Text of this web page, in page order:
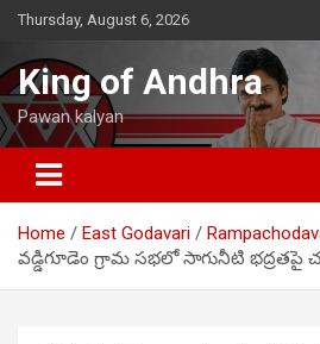
Skip
content
Thursday, August 6, 2026
King of Andhra
Pawan kalyan
Home East Godavari
వడ్డిగూడెం గ్రామ సభలో సాగునీటి భద్రతపై